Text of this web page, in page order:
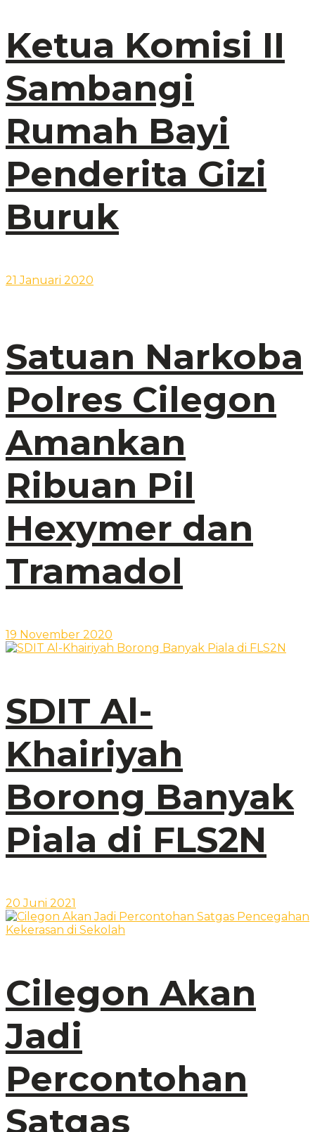
Ketua Komisi II
Sambangi
Rumah Bayi
Penderita Gizi
Buruk
21 Januari 2020
Satuan Narkoba
Polres Cilegon
Amankan
Ribuan Pil
Hexymer dan
Tramadol
19 November 2020
SDIT Al-
Khairiyah
Borong Banyak
Piala di FLS2N
20 Juni 2021
Cilegon Akan
Jadi
Percontohan
Satgas